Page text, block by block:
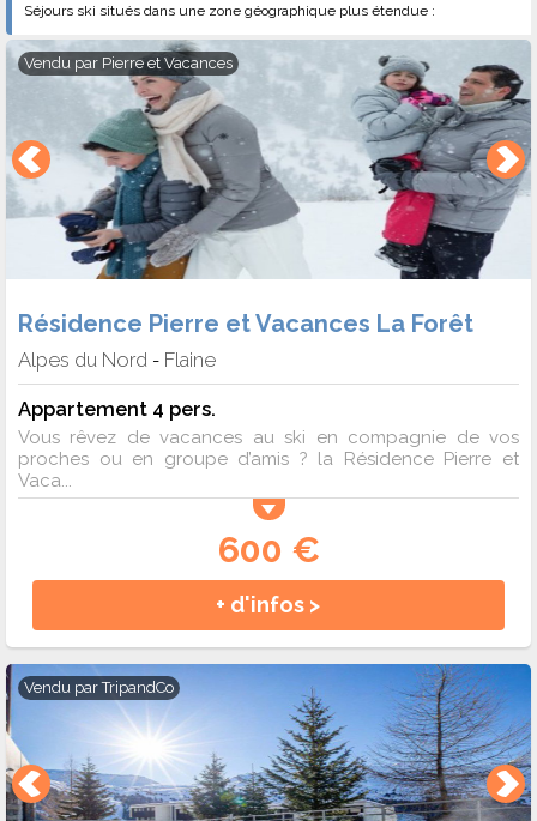
Séjours ski situés dans une zone géographique plus étendue :
Vendu par Pierre et Vacances
Résidence Pierre et Vacances La Forêt
Alpes du Nord - Flaine
Appartement 4 pers.
Vous rêvez de vacances au ski en compagnie de vos
proches ou en groupe d’amis ? la Résidence Pierre et
Vaca...
600 €
+ d'infos >
Vendu parTripandCo